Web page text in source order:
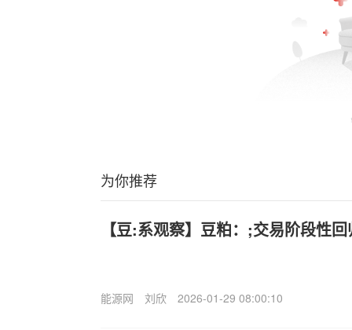
为你推荐
【豆:系观察】豆粕：;交易阶段性
能源网 刘欣 2026-01-29 08:00:10